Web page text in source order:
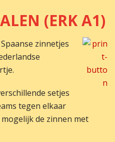
(ERK A1)
zinnetjes
setjes
tegen elkaar
de zinnen met